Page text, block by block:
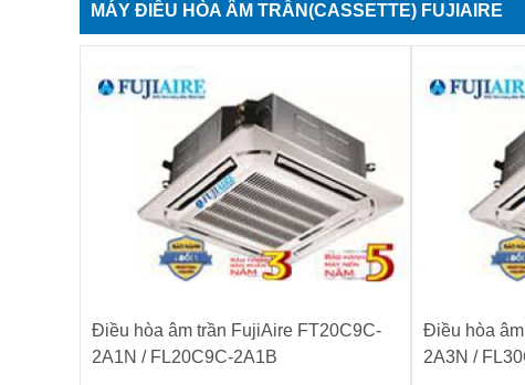
MÁY ĐIỀU HÒA ÂM TRẦN(CASSETTE) FUJIAIRE
Điều hòa âm trần FujiAire FT20C9C-
2A1N / FL20C9C-2A1B
Điều hòa
2A3N /